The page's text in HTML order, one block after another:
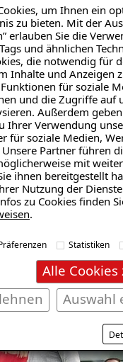
um Ihnen ein
zu bieten. Mit der
erlauben Sie die
und ähnlichen
die notwendig für
Inhalte und Anzeigen
für soziale
und die Zugriffe auf
Außerdem
Ihrer Verwendung
für soziale Medien,
Partner führen
mit
ihnen bereitgestellt
Nutzung der
zu Cookies finden
.
Statistiken
Alle Cookies
Auswahl
an ISOTEC
Kontakt auf. Ganz
per Email oder
zur
uns